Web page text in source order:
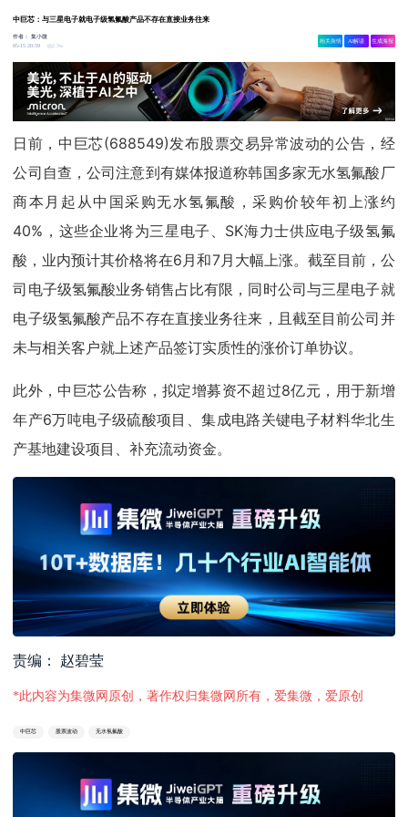
中巨芯：与三星电子就电子级氢氟酸产品不存在直接业务往来
作者：集小微
05-15 20:59
2.3w
相关舆情 AI解读 生成海报
日前，中巨芯(688549)发布股票交易异常波动的公告，经
公司自查，公司注意到有媒体报道称韩国多家无水氢氟酸厂
商本月起从中国采购无水氢氟酸，采购价较年初上涨约
40%，这些企业将为三星电子、SK海力士供应电子级氢氟
酸，业内预计其价格将在6月和7月大幅上涨。截至目前，公
司电子级氢氟酸业务销售占比有限，同时公司与三星电子就
电子级氢氟酸产品不存在直接业务往来，且截至目前公司并
未与相关客户就上述产品签订实质性的涨价订单协议。
此外，中巨芯公告称，拟定增募资不超过8亿元，用于新增
年产6万吨电子级硫酸项目、集成电路关键电子材料华北生
产基地建设项目、补充流动资金。
责编： 赵碧莹
*此内容为集微网原创，著作权归集微网所有，爱集微，爱原创
中巨芯 股票波动 无水氢氟酸